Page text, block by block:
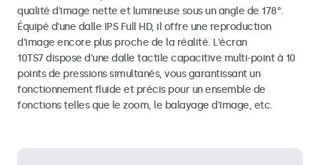
qualité d'image nette et lumineuse sous un angle de 178°.
Équipé d'une dalle IPS Full HD, il offre une reproduction
d'image encore plus proche de la réalité. L'écran
10TS7 dispose d'une dalle tactile capacitive multi-point à 10
points de pressions simultanés, vous garantissant un
fonctionnement fluide et précis pour un ensemble de
fonctions telles que le zoom, le balayage d'image, etc.